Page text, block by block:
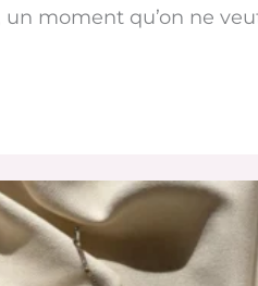
moment qu’on ne